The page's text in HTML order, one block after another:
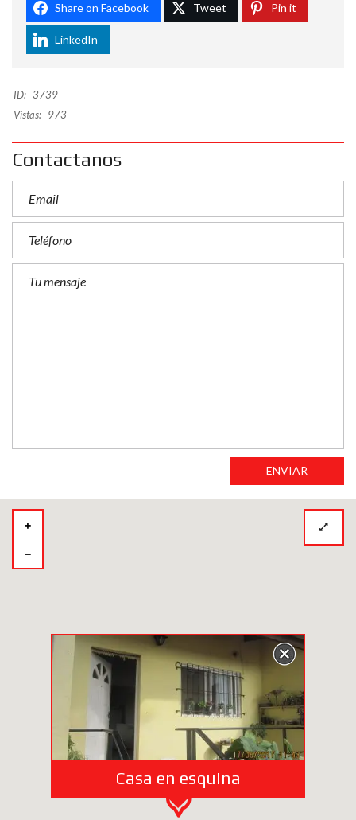
Share on Facebook Tweet Pin it
LinkedIn
ID: 3739
Vistas: 973
Contactanos
ENVIAR
Casa en esquina